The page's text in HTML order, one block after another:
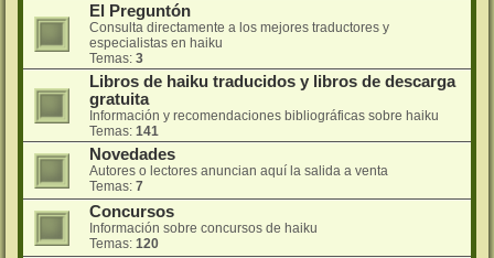
El Preguntón
Consulta directamente a los mejores traductores y
especialistas en haiku
Temas: 3
Libros de haiku traducidos y libros de descarga
gratuita
Información y recomendaciones bibliográficas sobre haiku
Temas: 141
Novedades
Autores o lectores anuncian aquí la salida a venta
Temas: 7
Concursos
Información sobre concursos de haiku
Temas: 120